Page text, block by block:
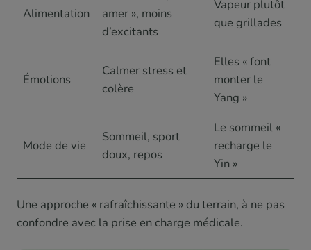
Alimentation
amer », moins
d’excitants
Vapeur plutôt
que grillades
Émotions
Calmer stress et
colère
Elles « font
monter le
Yang »
Mode de vie
Sommeil, sport
doux, repos
Le sommeil «
recharge le
Yin »
Une approche « rafraîchissante » du terrain, à ne pas
confondre avec la prise en charge médicale.